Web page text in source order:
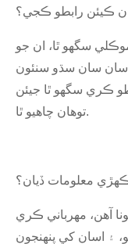
ڪيئن رابطو ڪجي؟
سگهو ٿا، ان جو
اسان سان سڌو سنئون
ڪري سگهو ٿا جيئن
توهان چاهيو ٿا.
ڪهڙي معلومات ڏيان؟
آهن، مهرباني ڪري
۽ اسان کي پنهنجون